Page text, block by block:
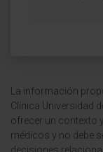
La información
Clínica Universidad
ofrecer un contexto
médicos y no debe